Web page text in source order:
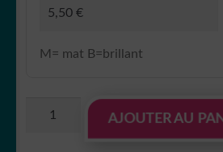
M= mat B=brillant
AJOUTER AU